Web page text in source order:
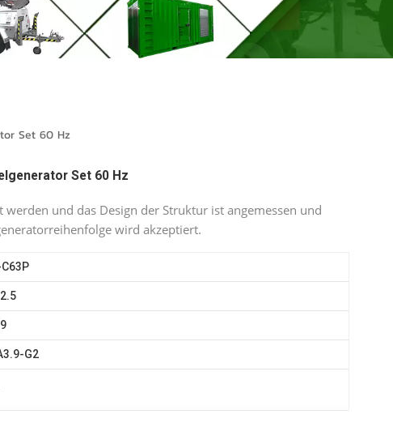
русский
español
Set 60 Hz
Set 60 Hz
werden und das Design der Struktur ist angemessen und
wird akzeptiert.
C63P
G2